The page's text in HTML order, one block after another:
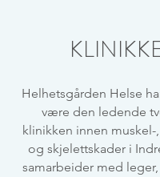
Helhetsgården Helse
være den ledende
klinikken innen muskel-
og skjelettskader i
samarbeider med